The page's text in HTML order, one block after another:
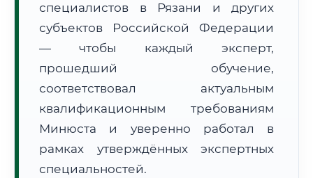
Нажмите на документ для увеличения и просмотра
специалистов в Рязани и других
субъектов Российской Федерации
— чтобы каждый эксперт,
прошедший обучение,
соответствовал актуальным
квалификационным требованиям
Минюста и уверенно работал в
рамках утверждённых экспертных
специальностей.